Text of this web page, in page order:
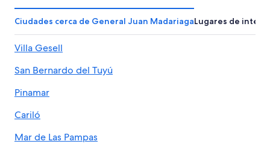
Alquiler de autos cerca de Playa de Pinamar
Alquiler de autos en General Juan Madariaga
Alquiler de autos cerca de Playa de Valeria del Mar
Autos de alquiler en el aeropuerto de Villa Gesell
Alquiler de autos cerca de Villa Gesell Golf Club
Ciudades cerca de General Juan MadariagaLugares de
Villa Gesell
San Bernardo del Tuyú
Pinamar
Cariló
Mar de Las Pampas